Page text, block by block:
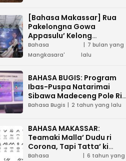
[Bahasa Makassar] Rua
Pakelongna Gowa
Appasulu’ Kelong
Mangkasara’ “Teai Jodota”
na “Tepo’ Jarung”
Bahasa
Mangkasara'
7 bulan yang
lalu
BAHASA BUGIS: Program
Ibas-Puspa Natarimai
Sibawa Madeceng Pole Ri
Tau Maega e Ri Luwu Timur
Bahasa Bugis 2 tahun yang lalu
BAHASA MAKASSAR:
Teamaki Malla’ Dudu ri
Corona, Tapi Tatta’ ki
Waspada
Bahasa
6 tahun yang